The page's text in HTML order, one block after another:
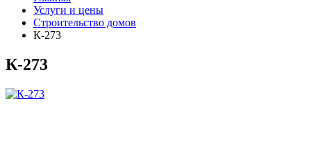
Услуги и цены
Строительство домов
К-273
К-273